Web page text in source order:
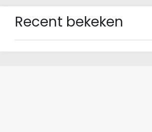
Recent bekeken